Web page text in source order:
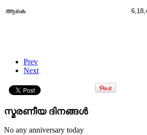
ആകെ
Prev
Next
സ്മരണീയ ദിനങ്ങൾ
No any anniversary today